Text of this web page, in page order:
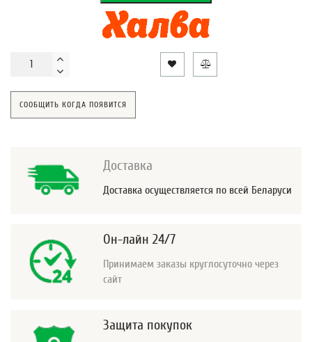
СООБЩИТЬ КОГДА ПОЯВИТСЯ
Доставка
Доставка осуществляется по всей Беларуси
Он-лайн 24/7
Принимаем заказы круглосуточно через
сайт
Защита покупок